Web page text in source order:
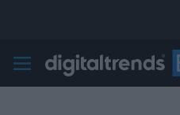
Digital Trends